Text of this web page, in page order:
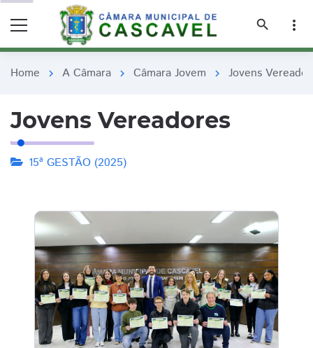
search
more_vert
Home chevron_right A Câmara chevron_right Câmara Jovem chevron_right Jovens
Jovens Vereadores
15ª GESTÃO (2025)